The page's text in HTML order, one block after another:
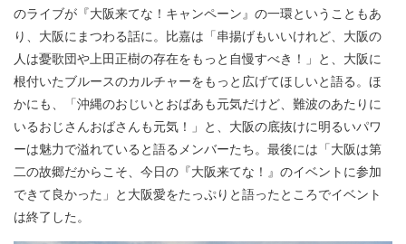
のライブが『大阪来てな！キャンペーン』の一環ということもあ
り、大阪にまつわる話に。比嘉は「串揚げもいいけれど、大阪の
人は憂歌団や上田正樹の存在をもっと自慢すべき！」と、大阪に
根付いたブルースのカルチャーをもっと広げてほしいと語る。ほ
かにも、「沖縄のおじいとおばあも元気だけど、難波のあたりに
いるおじさんおばさんも元気！」と、大阪の底抜けに明るいパワ
ーは魅力で溢れていると語るメンバーたち。最後には「大阪は第
二の故郷だからこそ、今日の『大阪来てな！』のイベントに参加
できて良かった」と大阪愛をたっぷりと語ったところでイベント
は終了した。